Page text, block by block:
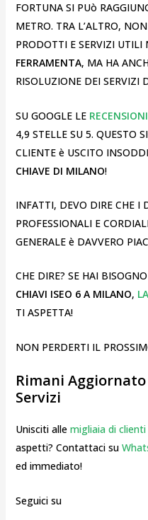
FORTUNA SI PUò
METRO. TRA L’ALTRO,
PRODOTTI E SERVIZI
FERRAMENTA, MA HA
RISOLUZIONE DEI SERVIZI
SU GOOGLE LE RECENSIONI
4,9 STELLE SU 5. QUESTO
CLIENTE è USCITO
CHIAVE DI MILANO!
INFATTI, DEVO DIRE CHE I
PROFESSIONALI E
GENERALE è DAVVERO
CHE DIRE? SE HAI
CHIAVI ISEO 6 A MILANO,
TI ASPETTA!
NON PERDERTI IL
Rimani
Servizi
Unisciti alle migliaia di
aspetti? Contattaci su
ed immediato!
Seguici su